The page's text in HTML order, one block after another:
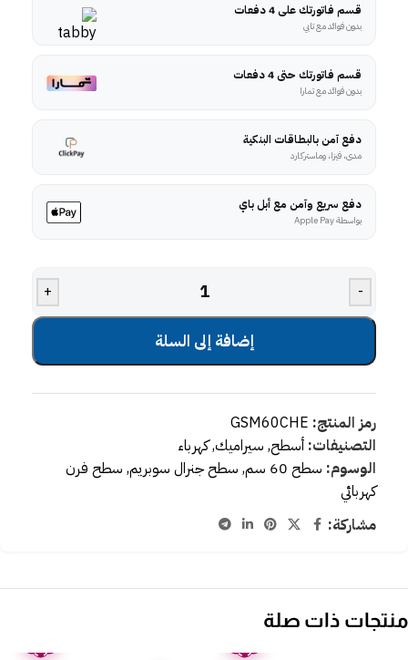
قسم فاتورتك على 4 دفعات
بدون فوائد مع تابي
قسم فاتورتك حتى 4 دفعات
بدون فوائد مع تمارا
دفع آمن بالبطاقات البنكية
مدى، فيزا، وماستركارد
دفع سريع وآمن مع أبل باي
بواسطة Apple Pay
-
+
إضافة إلى السلة
رمز المنتج: GSM60CHE
التصنيفات: أسطح, سيراميك,كهرباء
الوسوم: سطح 60 سم , سطح جنرال سوبريم, سطح فرن
كهربائي
مشاركة:
منتجات ذات صلة